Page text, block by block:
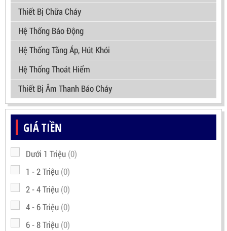
Thiết Bị Chữa Cháy
Hệ Thống Báo Động
Hệ Thống Tăng Áp, Hút Khói
Hệ Thống Thoát Hiểm
Thiết Bị Âm Thanh Báo Cháy
GIÁ TIỀN
Dưới 1 Triệu (0)
1 - 2 Triệu (0)
2 - 4 Triệu (0)
4 - 6 Triệu (0)
6 - 8 Triệu (0)